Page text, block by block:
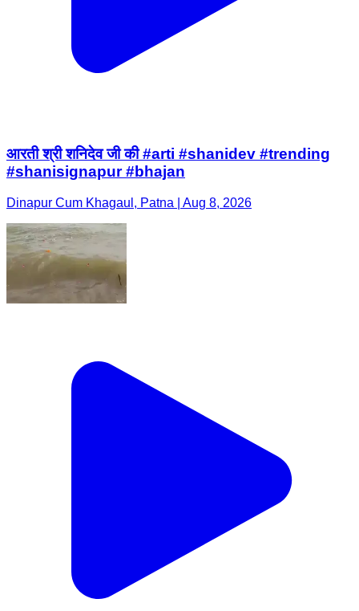
आरती श्री शनिदेव जी की #arti #shanidev #trending
#shanisignapur #bhajan
Dinapur Cum Khagaul, Patna | Aug 8, 2026